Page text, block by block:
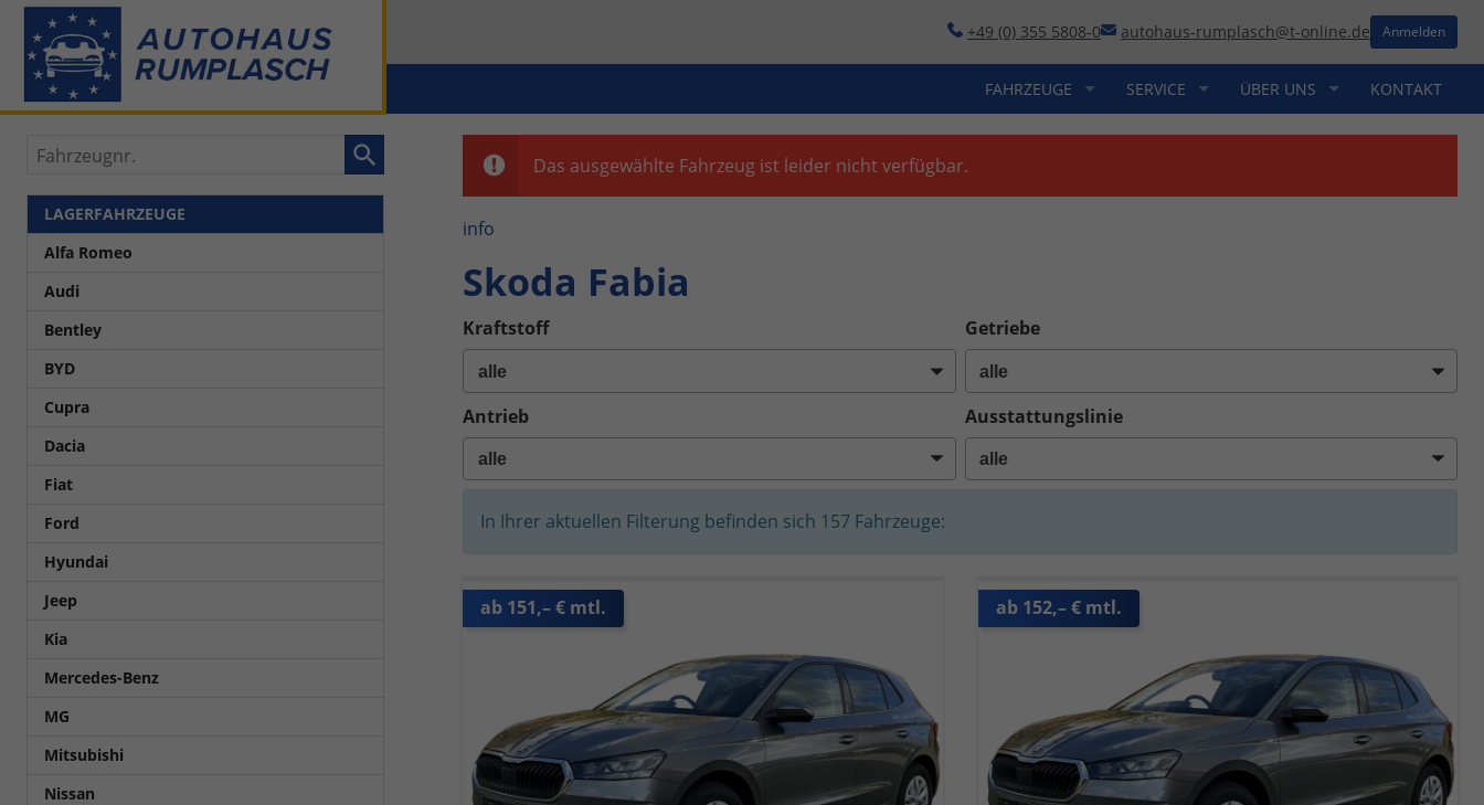
+49 (0) 355 5808-0 autohaus-rumplasch@t-online.de Anmelden
FAHRZEUGE SERVICE ÜBER UNS KONTAKT
Das ausgewählte Fahrzeug ist leider nicht verfügbar.
info
Skoda Fabia
Kraftstoff Getriebe
Antrieb Ausstattungslinie
In Ihrer aktuellen Filterung befinden sich 157 Fahrzeuge:
ab 151,– € mtl. ab 152,– € mtl.
Fahrzeugnr.
LAGERFAHRZEUGE
Alfa Romeo
Audi
Bentley
BYD
Cupra
Dacia
Fiat
Ford
Hyundai
Jeep
Kia
Mercedes-Benz
MG
Mitsubishi
Nissan